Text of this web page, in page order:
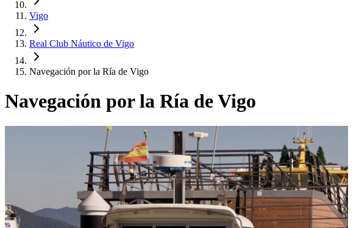
Vigo
Real Club Náutico de Vigo
Navegación por la Ría de Vigo
Navegación por la Ría de Vigo